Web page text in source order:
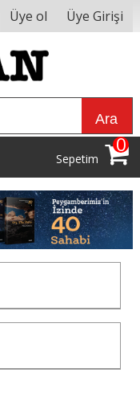
Üye ol Üye Girişi
Ara
Sepetim
0